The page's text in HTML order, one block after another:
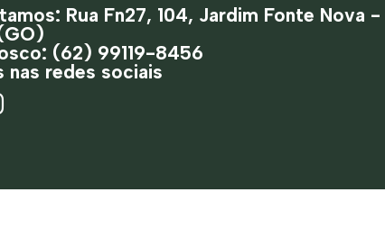
Rua Fn27, 104, Jardim Fonte Nova -
(62) 99119-8456
nas redes sociais